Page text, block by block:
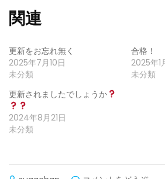
関連
更新をお忘れ無く
2025年7月10日
未分類
合格！
2025年1
未分類
更新されましたでしょうか
2024年8月21日
未分類